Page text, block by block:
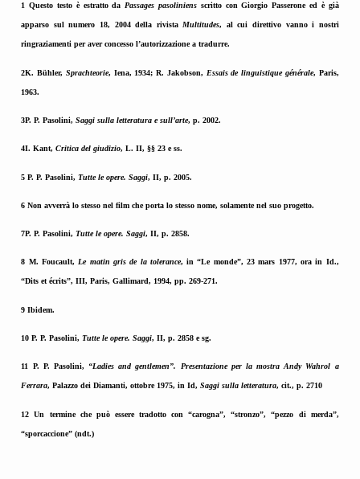
1 Questo testo è estratto daPassages pasoliniens scritto con Giorgio Passerone ed è già
apparso sul numero 18, 2004 della rivistaMultitudes, al cui direttivo vanno i nostri
ringraziamenti per aver concesso l’autorizzazione a tradurre.
2K. Bühler, Sprachteorie, Iena, 1934; R. Jakobson, Essais de linguistique générale, Paris,
1963.
3P. P. Pasolini,Saggi sulla letteratura e sull’arte, p. 2002.
4I. Kant,Critica del giudizio, L. II,§§ 23 e ss.
5 P. P. Pasolini,Tutte le opere. Saggi, II, p. 2005.
6 Non avverrà lo stesso nel film che porta lo stesso nome, solamente nel suo progetto.
7P. P. Pasolini,Tutte le opere. Saggi, II, p. 2858.
8 M. Foucault,Le matin gris de la tolerance, in “Le monde”, 23 mars 1977, ora in Id.,
“Dits et écrits”, III, Paris, Gallimard, 1994, pp. 269-271.
9 Ibidem.
10 P. P. Pasolini,Tutte le opere. Saggi, II, p. 2858 e sg.
11 P. P. Pasolini, “Ladies and gentlemen”. Presentazione per la mostra Andy Wahrol a
Ferrara, Palazzo dei Diamanti, ottobre 1975, in Id,Saggi sulla letteratura, cit., p. 2710
12 Un termine che può essere tradotto con “carogna”, “stronzo”, “pezzo di merda”,
“sporcaccione” (ndt.)